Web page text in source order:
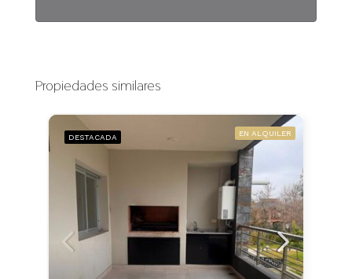
Propiedades similares
DESTACADA EN ALQUILER